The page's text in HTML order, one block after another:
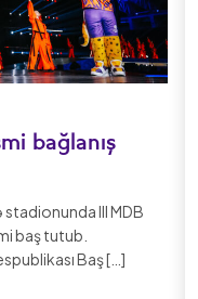
bağlanış
III MDB
baş tutub.
Baş […]